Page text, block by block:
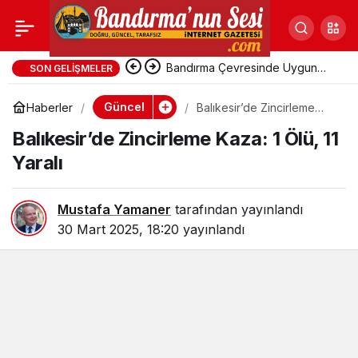
SON GELIŞMELER Bandırma Çevresinde Uygun
Fiyatlı Tatil Yerleri
Haberler Güncel
Balıkesir’de Zincirleme
Balıkesir’de Zincirleme Kaza: 1 Ölü, 11
Yaralı
Mustafa Yamaner tarafından yayınlandı
30 Mart 2025, 18:20 yayınlandı
Balıkesir’de
Zincirleme Kaza: 1
Ölü, 11 Yaralı